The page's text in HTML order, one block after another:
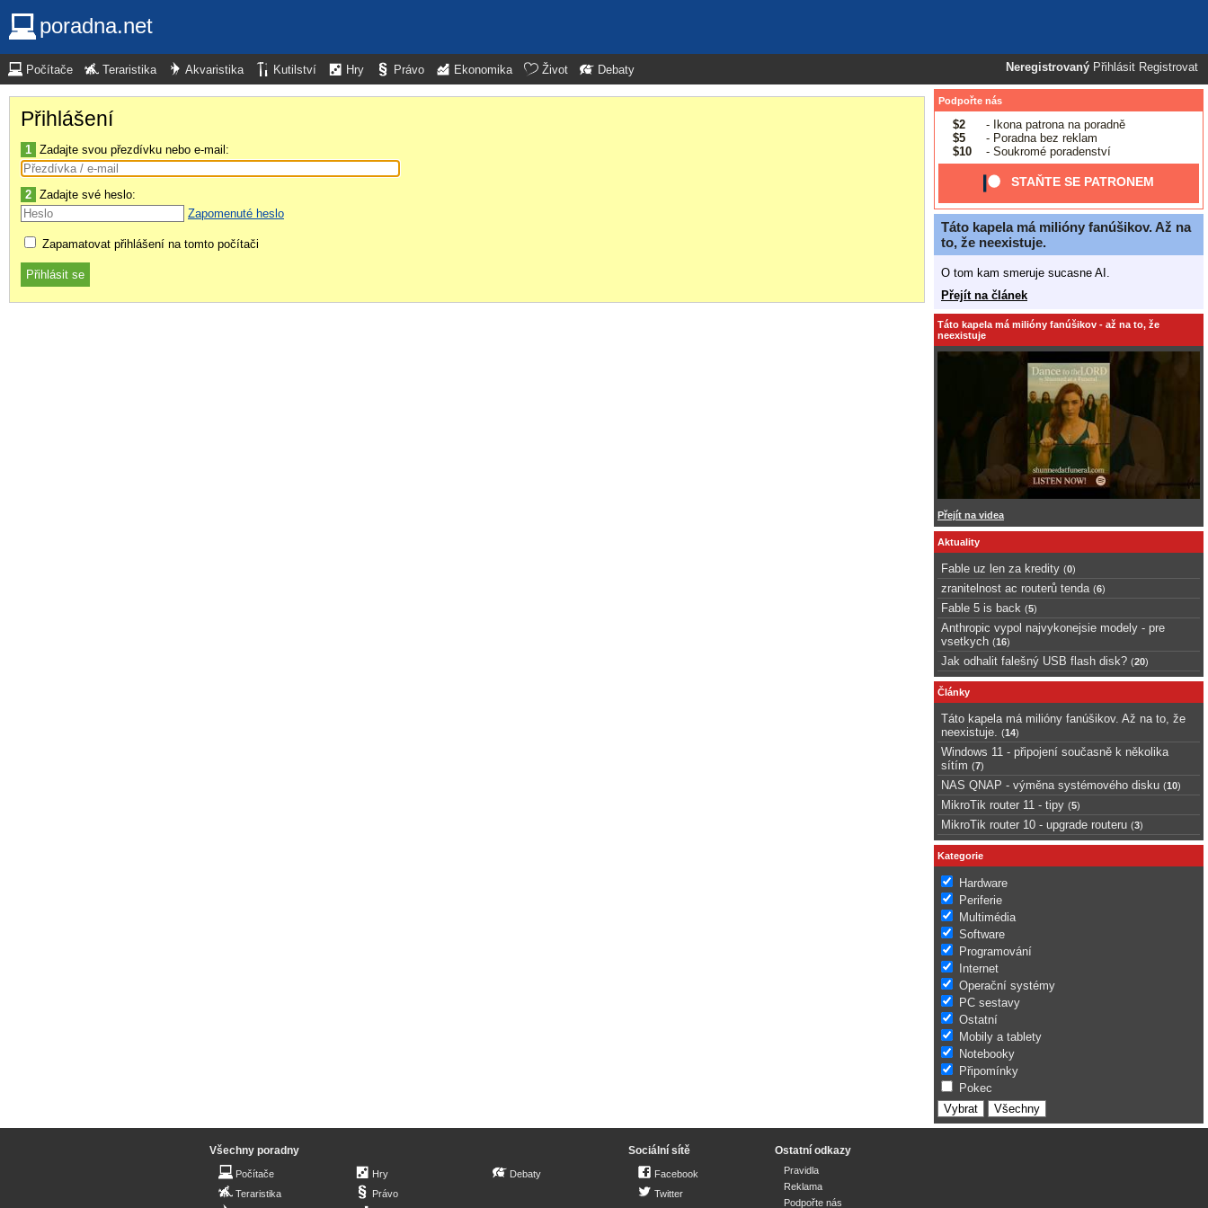
poradna.net
Neregistrovaný Přihlásit Registrovat
Počítače Teraristika Akvaristika Kutilství Hry Právo Ekonomika Život Debaty
Přihlášení
1 Zadajte svou přezdívku nebo e-mail:
2 Zadajte své heslo:
Zapomenuté heslo
Zapamatovat přihlášení na tomto počítači
Podpořte nás
$2
- Ikona patrona na poradně
$5
- Poradna bez reklam
$10
- Soukromé poradenství
STAŇTE SE PATRONEM
Táto kapela má milióny fanúšikov. Až na
to, že neexistuje.
O tom kam smeruje sucasne AI.
Přejít na článek
Táto kapela má milióny fanúšikov - až na to, že
neexistuje
Přejít na videa
Aktuality
Fable uz len za kredity (0)
zranitelnost ac routerů tenda (6)
Fable 5 is back (5)
Anthropic vypol najvykonejsie modely - pre
vsetkych (16)
Jak odhalit falešný USB flash disk? (20)
Články
Táto kapela má milióny fanúšikov. Až na to, že
neexistuje.
(14)
Windows 11 - připojení současně k několika
sítím (7)
NAS QNAP - výměna systémového disku (10)
MikroTik router 11 - tipy (5)
MikroTik router 10 - upgrade routeru (3)
Kategorie
Hardware
Periferie
Multimédia
Software
Programování
Internet
Operační systémy
PC sestavy
Ostatní
Mobily a tablety
Notebooky
Připomínky
Pokec
Všechny poradny
Počítače
Teraristika
Hry
Právo
Debaty
Sociální sítě
Facebook
Twitter
Ostatní odkazy
Pravidla
Reklama
Podpořte nás